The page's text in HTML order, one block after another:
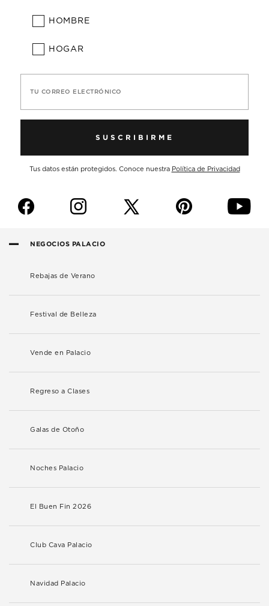
HOMBRE
HOGAR
TU CORREO ELECTRÓNICO
SUSCRIBIRME
Tus datos están protegidos. Conoce nuestra Política de Privacidad
f i p y
NEGOCIOS PALACIO
Rebajas de Verano
Festival de Belleza
Vende en Palacio
Regreso a Clases
Galas de Otoño
Noches Palacio
El Buen Fin 2026
Club Cava Palacio
Navidad Palacio